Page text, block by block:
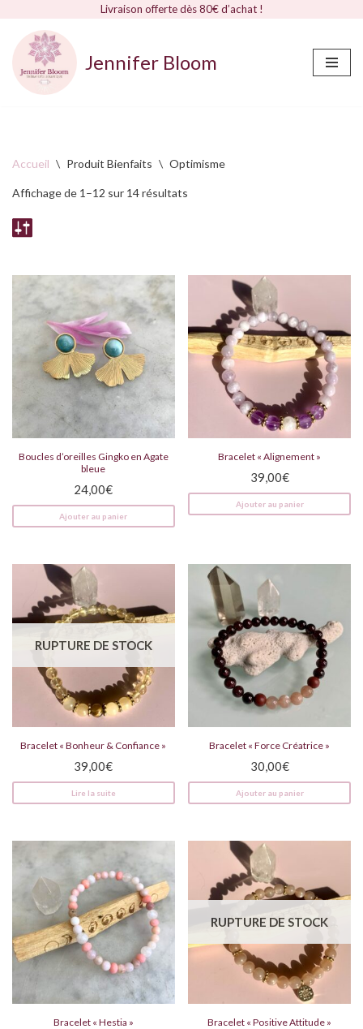
Livraison offerte dès 80€ d’achat !
Aller
au
Jennifer Bloom
Accueil \ Produit Bienfaits \ Optimisme
Affichage de 1–12 sur 14 résultats
Boucles d’oreilles Gingko en Agate
bleue
24,00€
Ajouter au panier
Bracelet « Alignement »
39,00€
Ajouter au panier
RUPTURE DE STOCK
Bracelet « Bonheur & Confiance »
39,00€
Lire la suite
Bracelet « Force Créatrice »
30,00€
Ajouter au panier
Bracelet « Hestia »
RUPTURE DE STOCK
Bracelet « Positive Attitude »